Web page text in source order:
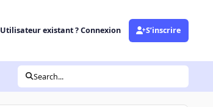
Utilisateur existant ? Connexion S’inscrire
Search...